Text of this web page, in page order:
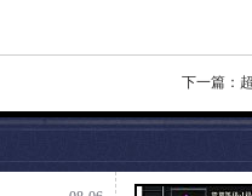
下一篇：